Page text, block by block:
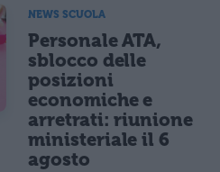
NEWS SCUOLA
Personale ATA,
sblocco delle
posizioni
economiche e
arretrati: riunione
ministeriale il 6
agosto